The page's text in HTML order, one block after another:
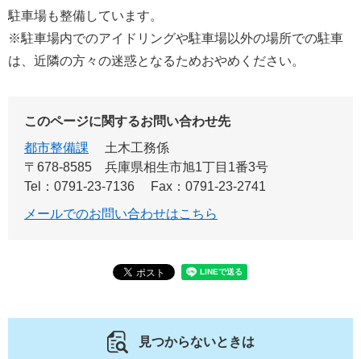
駐車場も整備しています。
※駐車場内でのアイドリングや駐車場以外の場所での駐車
は、近隣の方々の迷惑となるためおやめください。
このページに関するお問い合わせ先
都市整備課
土木工務係
〒678-8585
兵庫県相生市旭1丁目1番3号
Tel：0791-23-7136
Fax：0791-23-2741
メールでのお問い合わせはこちら
見つからないときは